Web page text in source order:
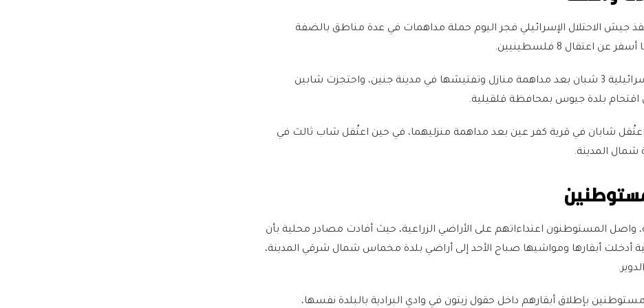
جيش الاحتلال الإسرائيلي فجر اليوم حملة مداهمات في عدة مناطق بالضفة
اعتقال 8 فلسطينيين.
واعتقلت القوات الإسرائيلية 3 شبان بعد مداهمة منازل وتفتيشها في مدينة جنين، واحتجزت شابين
اقتحام بلدة جيوس بمحافظة قلقيلية.
اعتُقل شابان في قرية كفر عين بعد مداهمة منزليهما، في حين اعتُقل شاب ثالث في
شمال المدينة.
واصل المستوطنون اعتداءاتهم على الأراضي الزراعية، حيث أفادت مصادر محلية بأن
أدخلت أبقارها ومواشيها صباح الأحد إلى أراضي بلدة مخماس شمال شرقي المدينة،
بإطلاق أبقارهم داخل حقول زيتون في وادي البرادية بالبلدة نفسها،